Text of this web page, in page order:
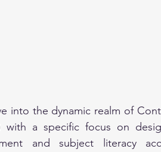
into the dynamic realm of
with a specific focus on
and subject literacy